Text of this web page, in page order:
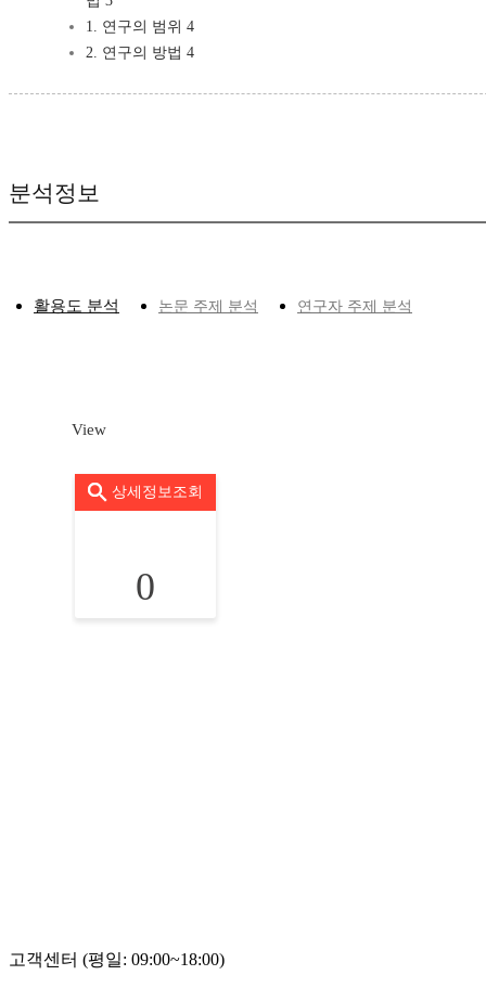
1. 연구의 범위 4
2. 연구의 방법 4
분석정보
활용도 분석 논문 주제 분석 연구자 주제 분석
View
상세정보조회
0
고객센터 (평일: 09:00~18:00)